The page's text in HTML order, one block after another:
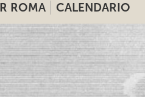
ROMA CALENDARIO